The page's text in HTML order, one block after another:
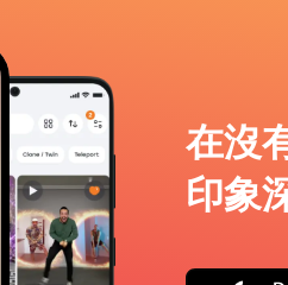
在沒
印象